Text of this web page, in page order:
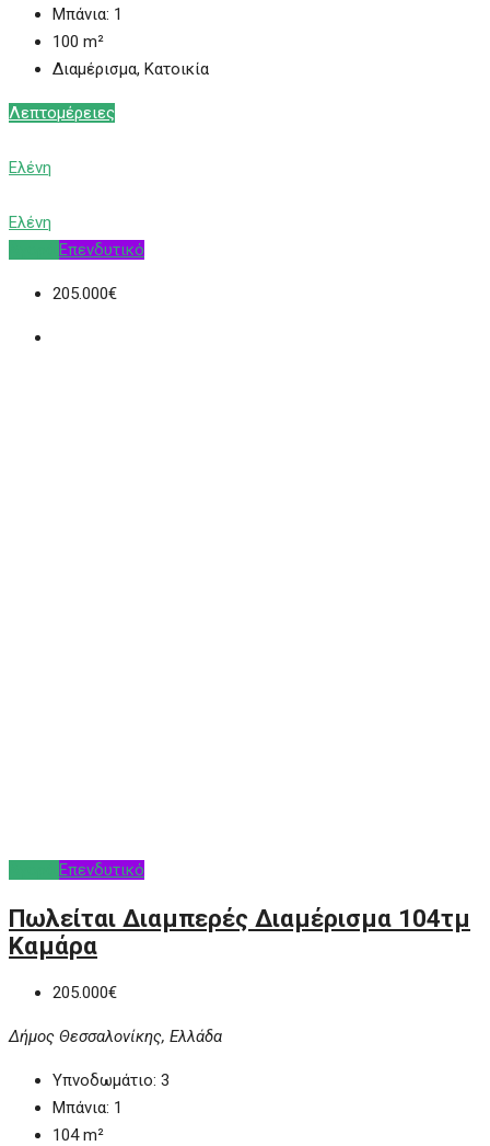
Μπάνια: 1
100 m²
Διαμέρισμα, Κατοικία
Λεπτομέρειες
Ελένη
Ελένη
Επενδυτικό
205.000€
Επενδυτικό
Πωλείται Διαμπερές Διαμέρισμα 104τμ
Καμάρα
205.000€
Δήμος Θεσσαλονίκης, Ελλάδα
Υπνοδωμάτιο: 3
Μπάνια: 1
104 m²